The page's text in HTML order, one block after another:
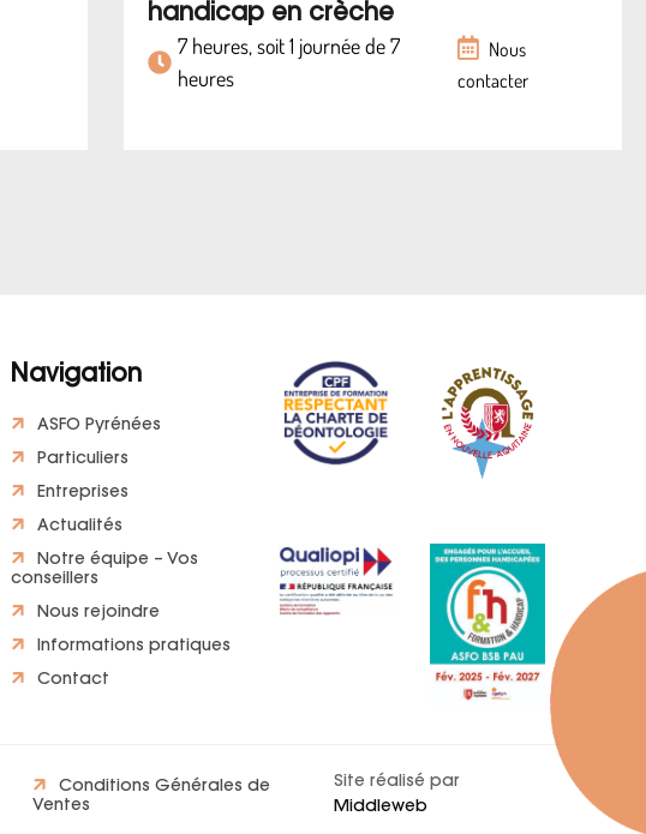
handicap en crèche
7 heures, soit 1 journée de 7
heures
Nous
contacter
Navigation
ASFO Pyrénées
Particuliers
Entreprises
Actualités
Notre équipe – Vos
conseillers
Nous rejoindre
Informations pratiques
Contact
Conditions Générales de
Ventes
Site réalisé par
Middleweb